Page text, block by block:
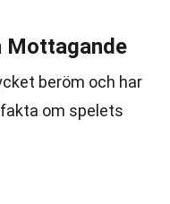
Mottagande
beröm och har
om spelets